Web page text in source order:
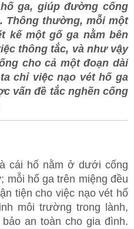
ga, giúp đường cống
Thông thường, mỗi một
kế một gố ga nằm bên
thông tắc, và như vậy
cho cả một đoạn dài
chỉ việc nạo vét hố ga
vấn đề tắc nghẽn cống
cái hố nằm ở dưới cống
mỗi hố ga trên miệng đều
tiện cho việc nạo vét hố
môi trường trong lành,
an toàn cho gia đình.